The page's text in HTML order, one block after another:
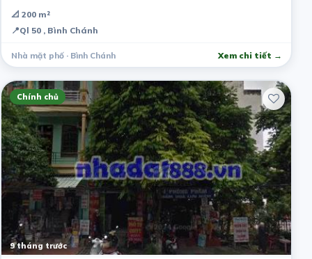
📐 200 m²
📍Ql 50 , Bình Chánh
Nhà mặt phố · Bình Chánh Xem chi tiết →
Chính chủ
9 tháng trước